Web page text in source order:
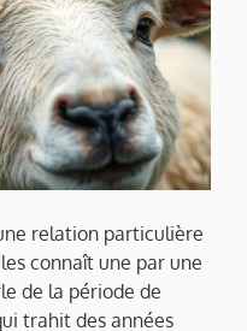
relation particulière
connaît une par une
de la période de
trahit des années